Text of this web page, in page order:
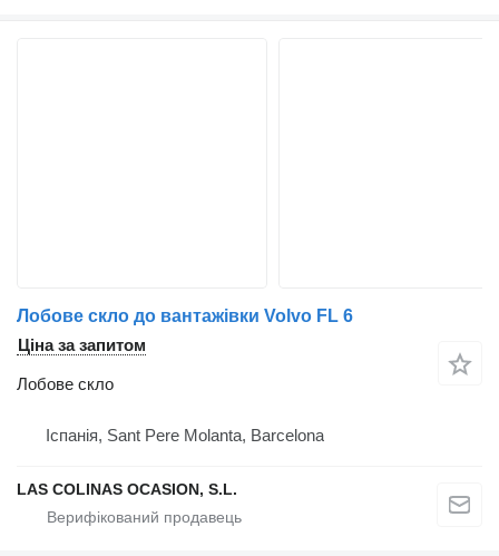
Лобове скло до вантажівки Volvo FL 6
Ціна за запитом
Лобове скло
Іспанія, Sant Pere Molanta, Barcelona
LAS COLINAS OCASION, S.L.